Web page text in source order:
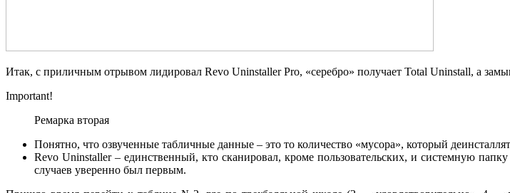
Итак, с приличным отрывом лидировал Revo Uninstaller Pro, «серебро» получает Total Uninstall, а
Important!
Ремарка вторая
Понятно, что озвученные табличные данные – это то количество «мусора», который
Revo Uninstaller – единственный, кто сканировал, кроме пользовательских, и системную
случаев уверенно был первым.